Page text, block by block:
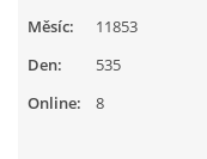
Online: 8
Měsíc:
11853
Den:
535